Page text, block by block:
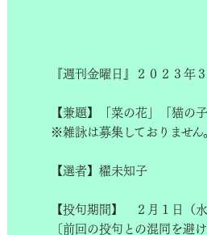
『週刊金曜日』２０２３年
【兼題】「菜の花」「猫の
※雑詠は募集しておりません
【選者】櫂未知子
【投句期間】 ２月１日（
〔前回の投句との混同を避